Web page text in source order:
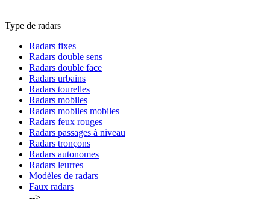
Type de radars
Radars fixes
Radars double sens
Radars double face
Radars urbains
Radars tourelles
Radars mobiles
Radars mobiles mobiles
Radars feux rouges
Radars passages à niveau
Radars tronçons
Radars autonomes
Radars leurres
Modèles de radars
Faux radars
-->